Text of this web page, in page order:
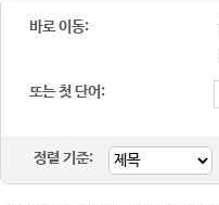
바로 이동:
또는 첫 단어:
정렬 기준: